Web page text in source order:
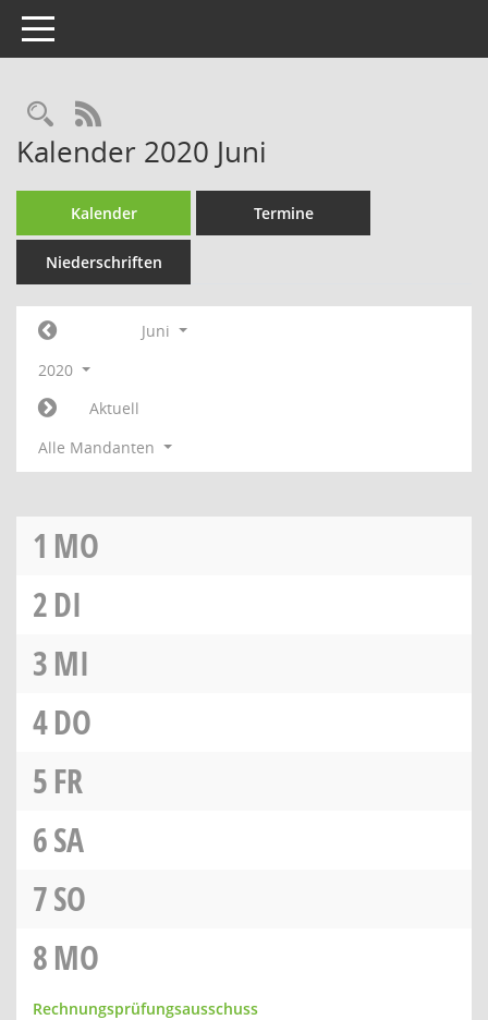
Toggle navigation
Rechercheauswahl
RSS-Feed
Kalender 2020 Juni
Kalender Termine
Niederschriften
Juni
2020
Aktuell
Alle Mandanten
1 MO
2DI
3MI
4DO
5FR
6SA
7SO
8MO
Rechnungsprüfungsausschuss